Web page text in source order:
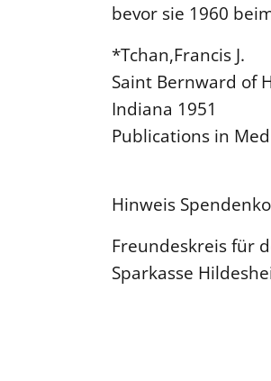
bevor sie 1960
*Tchan,Francis J.
Saint Bernward of
Indiana 1951
Publications in
Hinweis
Freundeskreis für
Sparkasse